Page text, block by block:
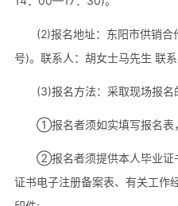
(2)报名地址：东阳市供销
号)。联系人：胡女士马先生 联
(3)报名方法：采取现场报名
①报名者须如实填写报名表
②报名者须提供本人毕业证
证书电子注册备案表、有关工作